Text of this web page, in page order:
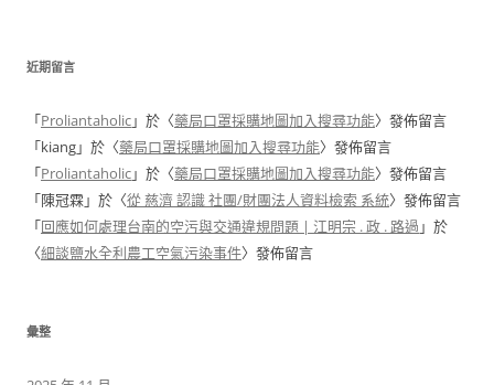
近期留言
「Proliantaholic」於〈藥局口罩採購地圖加入搜尋功能〉發佈留言
「kiang」於〈藥局口罩採購地圖加入搜尋功能〉發佈留言
「Proliantaholic」於〈藥局口罩採購地圖加入搜尋功能〉發佈留言
「陳冠霖」於〈從 慈濟 認識 社團/財團法人資料檢索 系統〉發佈留言
「回應如何處理台南的空污與交通違規問題 | 江明宗 . 政 . 路過 」於
〈細談鹽水全利農工空氣污染事件〉發佈留言
彙整